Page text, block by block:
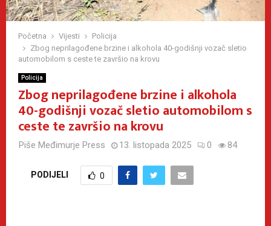
Početna Vijesti
Policija
Zbog neprilagođene brzine i alkohola 40-godišnji vozač sletio
automobilom s ceste te završio na krovu
Policija
Zbog neprilagođene brzine i alkohola
40-godišnji vozač sletio automobilom s
ceste te završio na krovu
Piše Međimurje Press 13. listopada 2025 0 84
PODIJELI 0